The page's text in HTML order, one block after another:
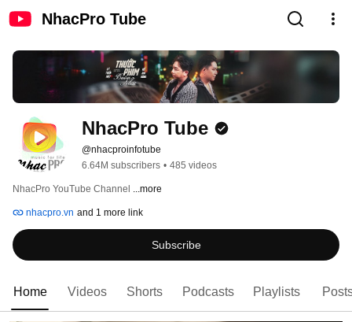
NhacPro Tube
NhacPro Tube
@nhacproinfotube
6.64M subscribers • 485 videos
NhacPro YouTube Channel ...more
nhacpro.vn and 1 more link
Subscribe
Home Videos Shorts Podcasts Playlists